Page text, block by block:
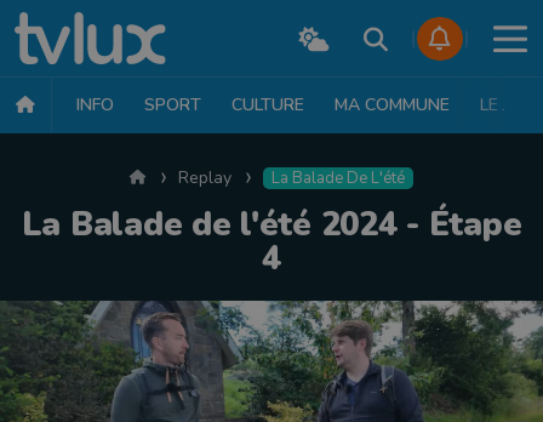
INFO SPORT CULTURE MA COMMUNE LE JT
AccueilReplay La Balade De L'été
La Balade de l'été 2024 - Étape
4